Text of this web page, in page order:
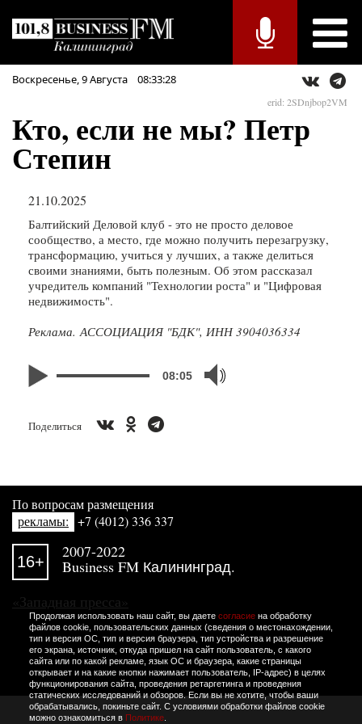
Воскресенье,9Августа 08:33:28
erid: 2SDnjbop2VM
Кто, если не мы? Петр
Степин
21.10.2025
Балтийский Деловой клуб - это не просто деловое
сообщество, а место, где можно получить перезагрузку,
трансформацию, учиться у лучших, а также делиться
своими знаниями, быть полезным. Об этом рассказал
учредитель компаний "Технологии роста" и "Цифровая
недвижимость".
Реклама. АССОЦИАЦИЯ "БДК", ИНН 3904036334
08:05
Поделиться
Продолжая использовать наш сайт, вы даете согласиена обработку
файлов cookie, пользовательских данных (сведения о местонахождении,
тип и версия ОС, тип и версия браузера, тип устройства и разрешение
его экрана, источник, откуда пришел на сайт пользователь, с какого
сайта или по какой рекламе, язык ОС и браузера, какие страницы
открывает и на какие кнопки нажимает пользователь, IP-адрес) в целях
функционирования сайта, проведения ретаргетинга и проведения
статических исследований и обзоров. Если вы не хотите, чтобы ваши
обрабатывались, покиньте сайт. С условиями обработки файлов cookie
можно ознакомиться в Политике.
По вопросам размещения
рекламы: +7 (4012) 336 337
16+
2007-2022
Business FM Калининград.
«Западная пресса»